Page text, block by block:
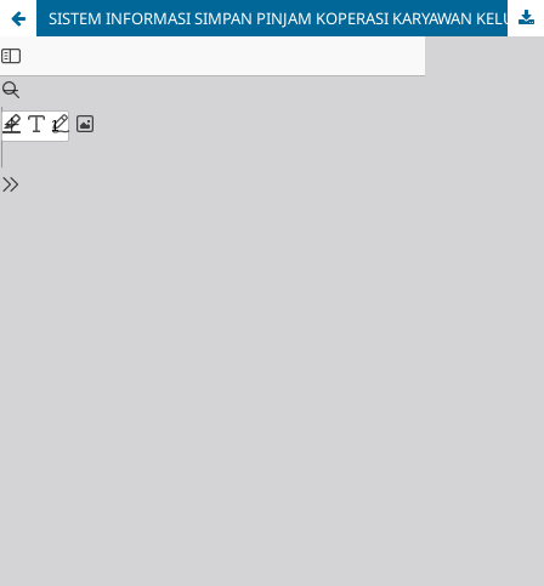
SISTEM INFORMASI SIMPAN PINJAM KOPERASI KARYAWAN KELURAHAN CIPINANG MUARA BERBASIS WEB